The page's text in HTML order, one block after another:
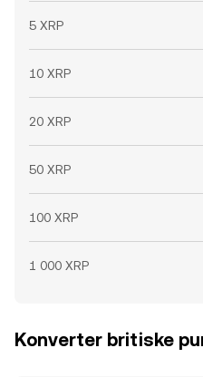
5 XRP
10 XRP
20 XRP
50 XRP
100 XRP
1 000 XRP
Konverter britiske